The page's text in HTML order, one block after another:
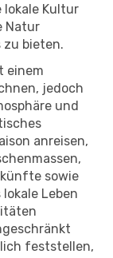
Kultur
Natur
bieten.
einem
jedoch
und
anreisen,
sowie
Leben
feststellen,